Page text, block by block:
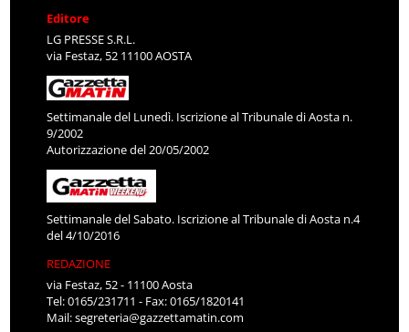
Editore
LG PRESSE S.R.L.
via Festaz, 52 11100 AOSTA
Settimanale del Lunedì. Iscrizione al Tribunale di Aosta n.
9/2002
Autorizzazione del 20/05/2002
Settimanale del Sabato. Iscrizione al Tribunale di Aosta n.4
del 4/10/2016
REDAZIONE
via Festaz, 52 - 11100 Aosta
Tel: 0165/231711 - Fax: 0165/1820141
Mail:segreteria@gazzettamatin.com